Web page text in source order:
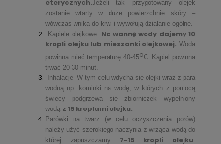
eterycznych.Jeżeli tak przygotowany olejek
zostanie wtarty w duże powierzchnie skóry –
wówczas wnika do krwi i wywołują działanie ogólne.
Kąpiele olejkowe. Na wannę wody dajemy 10
kropli olejku lub mieszanki olejkowej. Woda
powinna mieć temperaturę 40-45oC. Kąpiel powinna
trwać 20-30 minut.
Inhalacje. W tym celu wdycha się olejki wraz z para
wodną np. kominki na wodę, w których z pomocą
świecy podgrzewa się zbiorniczek wypełniony
wodą z 15 kroplami olejku.
Parówki na twarz (w celu oczyszczenia porów)
należy użyć szerokiego naczynia z wrząca wodą do
której zapuszczamy 7-15 kropli olejku.